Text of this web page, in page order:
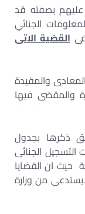
بصفته قد
الجنائي
فىالقضية الاتى
لسنة 2003 جنايات المعادى والمقيدة
القاهرة والمقضى فيها
ذكرها بجدول
التسجيل الجنائى
حيث ان القضايا
من وزارة